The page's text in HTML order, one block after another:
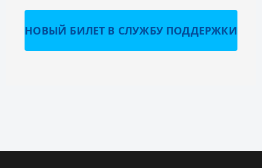
НОВЫЙ БИЛЕТ В СЛУЖБУ ПОДДЕРЖКИ